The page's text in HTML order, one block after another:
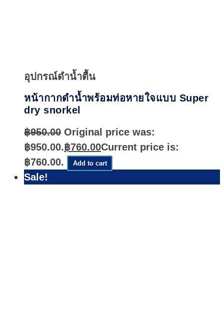
อุปกรณ์ดำน้ำตื้น
หน้ากากดำน้ำพร้อมท่อหายใจแบบ Super
dry snorkel
฿950.00 Original price was:
฿950.00.฿760.00Current price is:
฿760.00.
Add to cart
Sale!